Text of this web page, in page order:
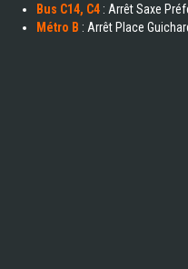
Bus C14, C4 : Arrêt Saxe
Métro B : Arrêt Place